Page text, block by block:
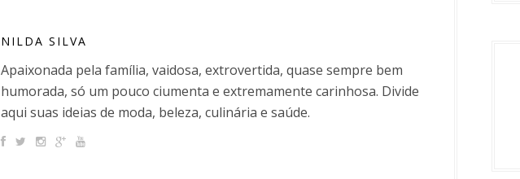
NILDA SILVA
Apaixonada pela família, vaidosa, extrovertida, quase sempre bem
humorada, só um pouco ciumenta e extremamente carinhosa. Divide
aqui suas ideias de moda, beleza, culinária e saúde.